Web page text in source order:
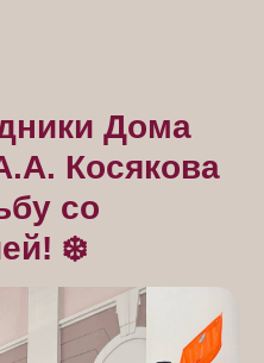
Дома
Косякова
со
❄️